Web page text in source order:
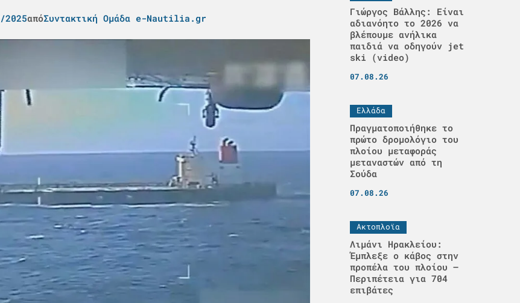
2025απόΣυντακτική Ομάδα e-Nautilia.gr
Γιώργος Βάλλης: Είναι
αδιανόητο το 2026 να
βλέπουμε ανήλικα
παιδιά να οδηγούν jet
ski (video)
07.08.26
Ελλάδα
Πραγματοποιήθηκε το
πρώτο δρομολόγιο του
πλοίου μεταφοράς
μεταναστών από τη
Σούδα
07.08.26
Ακτοπλοϊα
Λιμάνι Ηρακλείου:
Έμπλεξε ο κάβος στην
προπέλα του πλοίου –
Περιπέτεια για 704
επιβάτες